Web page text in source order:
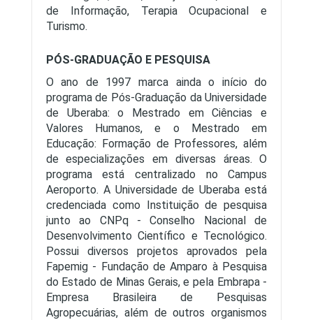
de Informação, Terapia Ocupacional e
Turismo.
PÓS-GRADUAÇÃO E PESQUISA
O ano de 1997 marca ainda o início do
programa de Pós-Graduação da Universidade
de Uberaba: o Mestrado em Ciências e
Valores Humanos, e o Mestrado em
Educação: Formação de Professores, além
de especializações em diversas áreas. O
programa está centralizado no Campus
Aeroporto. A Universidade de Uberaba está
credenciada como Instituição de pesquisa
junto ao CNPq - Conselho Nacional de
Desenvolvimento Científico e Tecnológico.
Possui diversos projetos aprovados pela
Fapemig - Fundação de Amparo à Pesquisa
do Estado de Minas Gerais, e pela Embrapa -
Empresa Brasileira de Pesquisas
Agropecuárias, além de outros organismos